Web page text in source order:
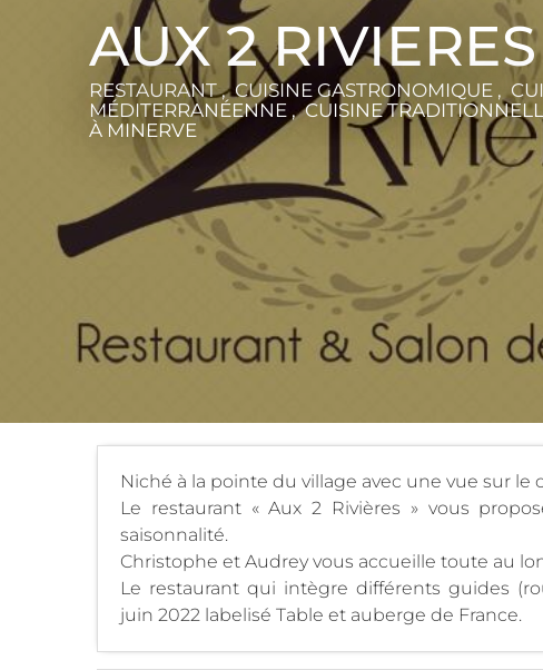
AUX 2 RIVIERES
RESTAURANT , CUISINE GASTRONOMIQUE ,
MÉDITERRANÉENNE , CUISINE
À MINERVE
Niché à la pointe du village avec une vue sur le
Le restaurant « Aux 2 Rivières » vous
saisonnalité.
Christophe et Audrey vous accueille toute au
Le restaurant qui intègre différents guides
juin 2022 labelisé Table et auberge de France.